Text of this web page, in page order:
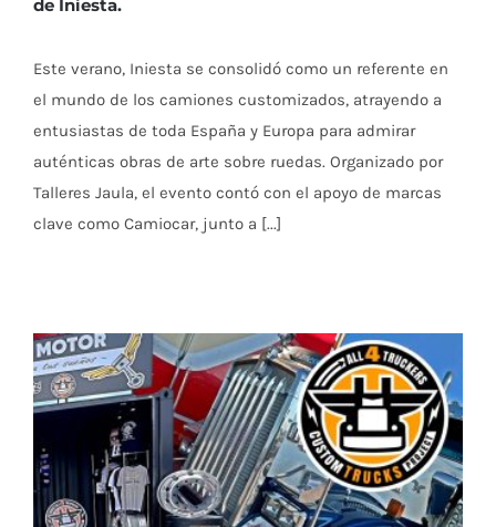
de Iniesta.
Este verano, Iniesta se consolidó como un referente en
el mundo de los camiones customizados, atrayendo a
entusiastas de toda España y Europa para admirar
auténticas obras de arte sobre ruedas. Organizado por
Talleres Jaula, el evento contó con el apoyo de marcas
clave como Camiocar, junto a [...]